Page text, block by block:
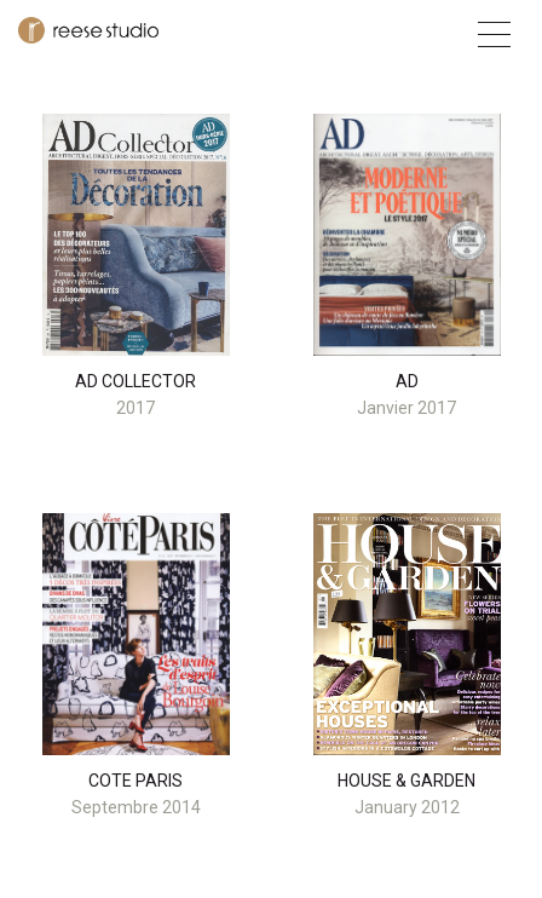
AD COLLECTOR
2017
AD
Janvier 2017
COTE PARIS
Septembre 2014
HOUSE & GARDEN
January 2012